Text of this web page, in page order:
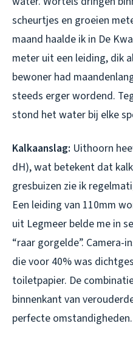
scheurtjes en groeien
maand haalde ik in De
meter uit een leiding, dik
bewoner had
steeds erger wordend.
stond het water bij elke
Kalkaanslag: Uithoorn
dH), wat betekent dat
gresbuizen zie ik
Een leiding van 110mm
uit Legmeer belde me in
“raar gorgelde”.
die voor 40% was
toiletpapier. De
binnenkant van
perfecte omstandigheden.